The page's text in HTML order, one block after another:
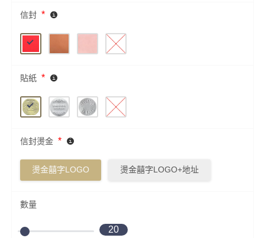
信封 *
貼紙 *
信封燙金 *
燙金囍字LOGO 燙金囍字LOGO+地址
數量
20